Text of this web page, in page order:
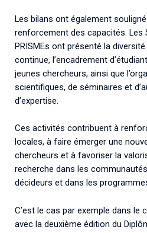
Les bilans ont également
renforcement des capacités. Les
PRISMEs ont présenté la
continue, l’encadrement
jeunes chercheurs, ainsi que
scientifiques, de séminaires et
d’expertise.
Ces activités contribuent à
locales, à faire émerger une
chercheurs et à favoriser la
recherche dans les
décideurs et dans les
C’est le cas par exemple dans le
avec la deuxième édition du